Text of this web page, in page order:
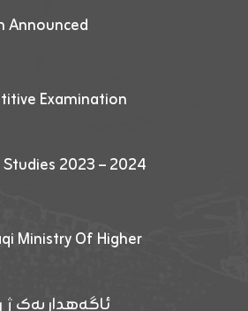
Announced
Examination
2023 – 2024
Ministry Of Higher
ئاگەهداریەک ژ